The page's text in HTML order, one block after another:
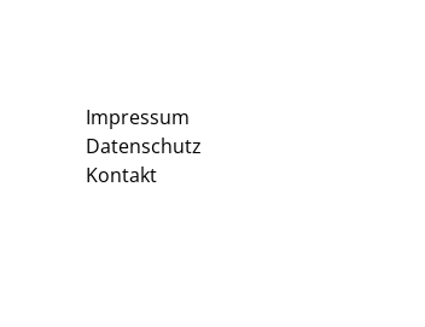
Impressum
Datenschutz
Kontakt